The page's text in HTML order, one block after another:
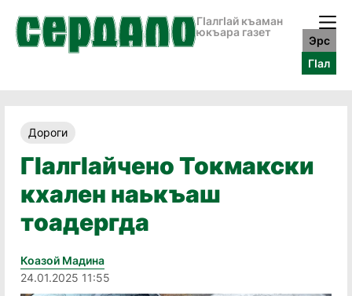
ГӀалгӀай къаман
юкъара газет
Эрс
ГӀал
Дороги
ГӀалгӀайчено Токмакски
кхален наькъаш
тоадергда
Коазой Мадина
24.01.2025 11:55